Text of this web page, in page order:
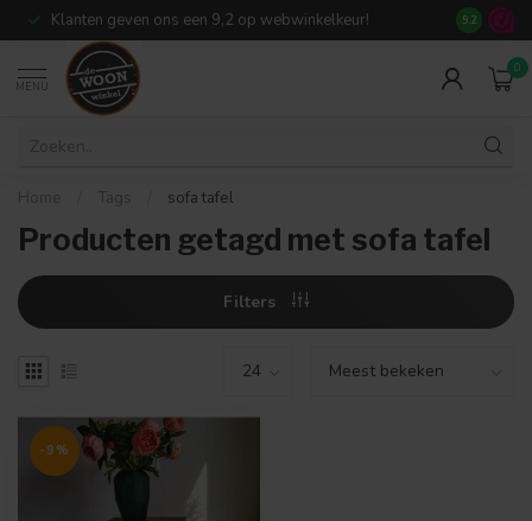
Klanten geven ons een 9,2 op webwinkelkeur! Meer dan
9.2
MENU
0
Home Tags sofa tafel
Producten getagd met sofa tafel
Filters
-9%